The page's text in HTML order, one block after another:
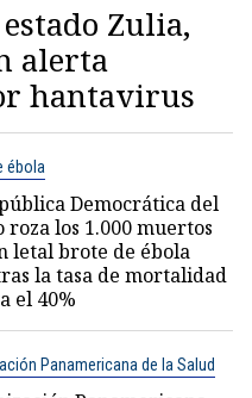
Zulia,
alerta
hantavirus
ébola
Democrática del
roza los 1.000 muertos
letal brote de ébola
la tasa de mortalidad
el 40%
Panamericana de la Salud